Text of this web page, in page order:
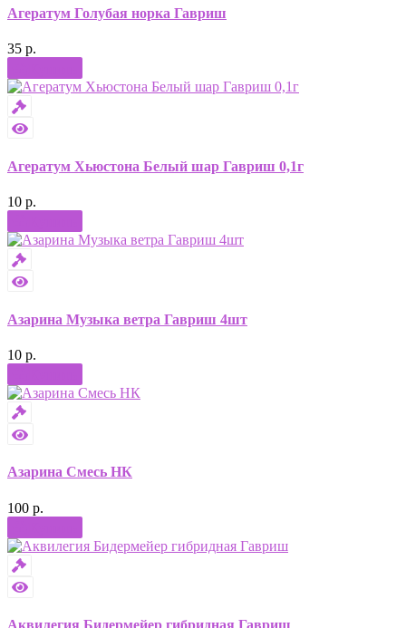
Агератум Голубая норка Гавриш
35 р.
Агератум Хьюстона Белый шар Гавриш 0,1г
10 р.
Азарина Музыка ветра Гавриш 4шт
10 р.
Азарина Смесь НК
100 р.